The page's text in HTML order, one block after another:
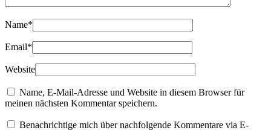
Name*
Email*
Website
Name, E-Mail-Adresse und Website in diesem Browser für
meinen nächsten Kommentar speichern.
Benachrichtige mich über nachfolgende Kommentare via E-